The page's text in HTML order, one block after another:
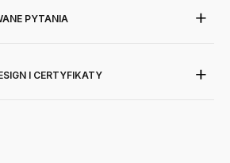
PYTANIA
I CERTYFIKATY